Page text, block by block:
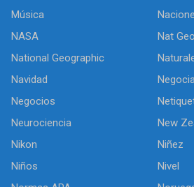
Música
NASA
Nat Geo
National Geographic
Navidad
Negocios
Neurociencia
New
Nikon
Niñez
Niños
Nivel